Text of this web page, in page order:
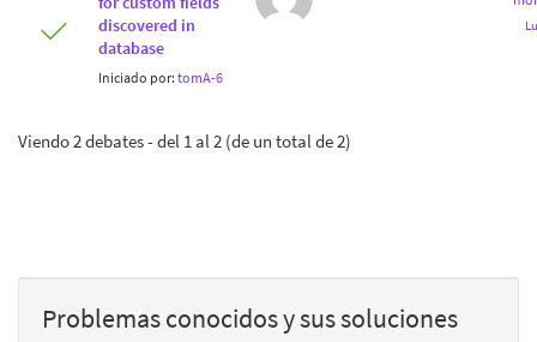
discovered in
database
Iniciado por: tomA-6
Viendo 2 debates - del 1 al 2 (de un total de 2)
Problemas conocidos y sus soluciones